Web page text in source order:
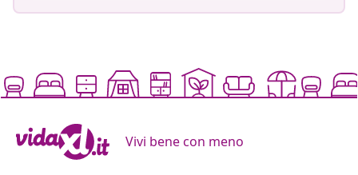
Vivi bene con meno